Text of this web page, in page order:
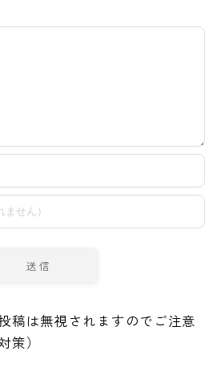
稿は無視されますのでご注意
策）